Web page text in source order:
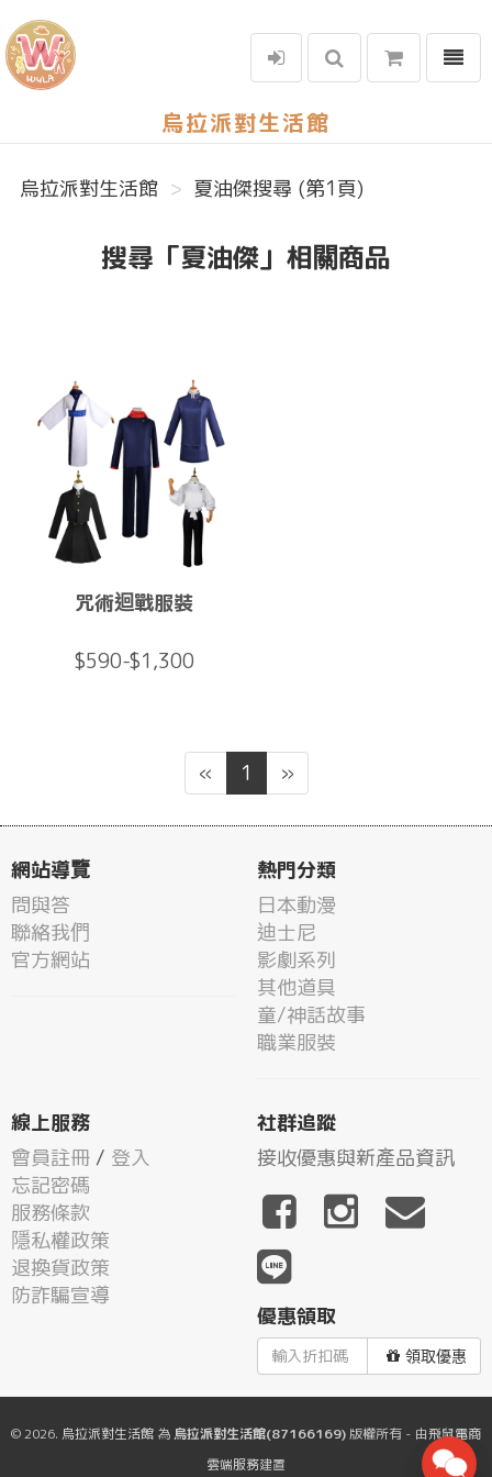
烏拉派對生活館
選單
烏拉派對生活館 夏油傑搜尋 (第1頁)
搜尋「夏油傑」相關商品
咒術迴戰服裝
$590-$1,300
« 1 »
網站導覽
問與答
聯絡我們
官方網站
熱門分類
日本動漫
迪士尼
影劇系列
其他道具
童/神話故事
職業服裝
線上服務
會員註冊 / 登入
忘記密碼
服務條款
隱私權政策
退換貨政策
防詐騙宣導
社群追蹤
接收優惠與新產品資訊
優惠領取
領取優惠
© 2026. 烏拉派對生活館 為 烏拉派對生活館(87166169)版權所有 - 由飛鼠電商
雲端服務建置